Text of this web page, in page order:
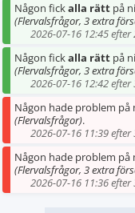
Någon fickalla rätt på
(Flervalsfrågor, 3 extra
2026-07-16 12:45
Någon fickalla rätt på
(Flervalsfrågor, 3 extra
2026-07-16 12:42
Någon hade problem på
(Flervalsfrågor).
2026-07-16 11:39
Någon hade problem på
(Flervalsfrågor, 3 extra
2026-07-16 11:36